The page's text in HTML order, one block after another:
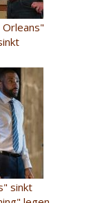
Orleans"
sinkt